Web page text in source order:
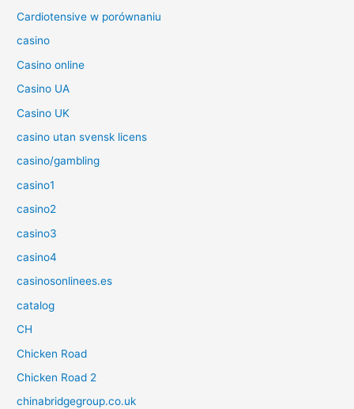
Cardiotensive w porównaniu
casino
Casino online
Casino UA
Casino UK
casino utan svensk licens
casino/gambling
casino1
casino2
casino3
casino4
casinosonlinees.es
catalog
CH
Chicken Road
Chicken Road 2
chinabridgegroup.co.uk